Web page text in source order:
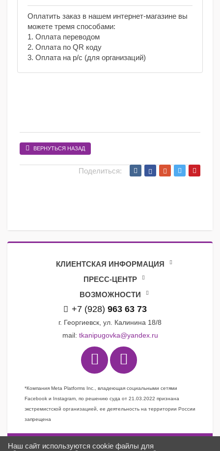
Оплатить заказ в нашем интернет-магазине вы
можете тремя способами:
1. Оплата переводом
2. Оплата по QR коду
3. Оплата на р/с (для организаций)
ВЕРНУТЬСЯ НАЗАД
Поделиться:
КЛИЕНТСКАЯ ИНФОРМАЦИЯ
ПРЕСС-ЦЕНТР
ВОЗМОЖНОСТИ
+7 (928) 963 63 73
г. Георгиевск, ул. Калинина 18/8
mail: tkanipugovka@yandex.ru
*Компания Meta Platforms Inc., владеющая социальными сетями
Facebook и Instagram, по решению суда от 21.03.2022 признана
экстремистской организацией, ее деятельность на территории России
запрещена
Задать вопрос
Наш сайт используются cookie файлы для